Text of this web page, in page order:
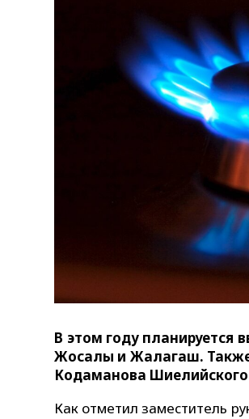
В этом году планируется
Жосалы и Жалагаш.
Кодаманова Шиелийского
Как отметил заместитель